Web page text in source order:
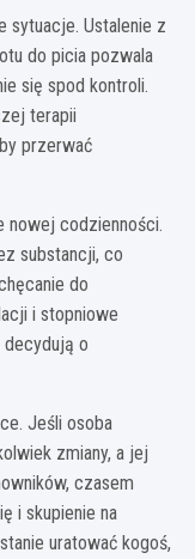
sytuacje. Ustalenie z
do picia pozwala
się spod kontroli.
terapii
przerwać
nowej codzienności.
substancji, co
do
i stopniowe
o
Jeśli osoba
zmiany, a jej
czasem
i skupienie na
uratować kogoś,